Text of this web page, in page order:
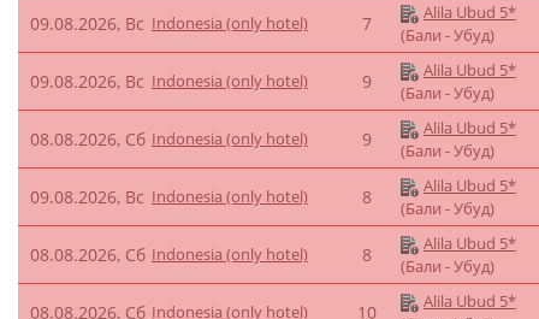
09.08.2026, Вс Indonesia (only hotel) 7
Alila Ubud 5*
(Бали - Убуд)
09.08.2026, Вс Indonesia (only hotel) 9
Alila Ubud 5*
(Бали - Убуд)
08.08.2026, Сб Indonesia (only hotel) 9
Alila Ubud 5*
(Бали - Убуд)
09.08.2026, Вс Indonesia (only hotel) 8
Alila Ubud 5*
(Бали - Убуд)
08.08.2026, Сб Indonesia (only hotel) 8
Alila Ubud 5*
(Бали - Убуд)
08.08.2026, Сб Indonesia (only hotel) 10
Alila Ubud 5*